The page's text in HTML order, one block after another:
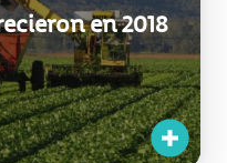
en 2018